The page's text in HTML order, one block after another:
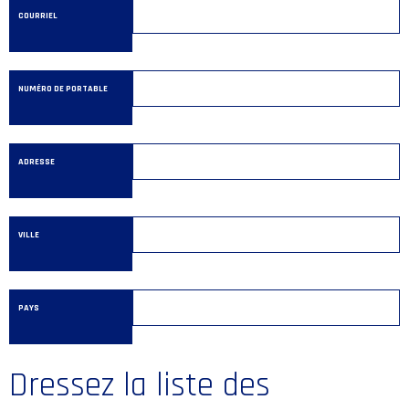
COURRIEL
NUMÉRO DE PORTABLE
ADRESSE
VILLE
PAYS
Dressez la liste des